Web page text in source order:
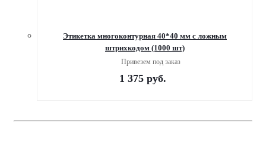
Этикетка многоконтурная 40*40 мм с ложным
штрихкодом (1000 шт)
Привезем под заказ
1 375 руб.